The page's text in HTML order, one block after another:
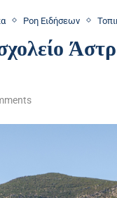
Ροη Ειδήσεων